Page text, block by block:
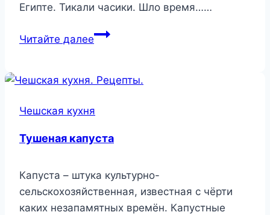
Египте. Тикали часики. Шло время……
Читайте далееОвощная
Чешская кухня
Тушеная капуста
Капуста – штука культурно-
сельскохозяйственная, известная с чёрти
каких незапамятных времён. Капустные